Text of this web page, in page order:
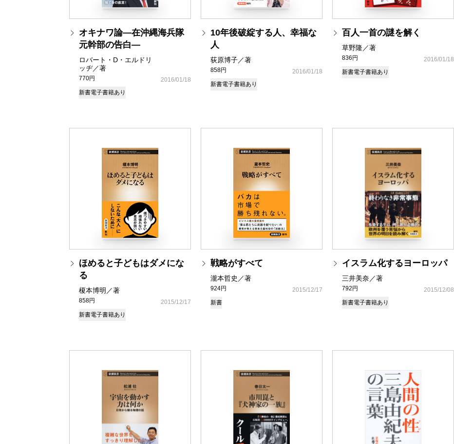
オキナワ論―在沖縄海兵隊
元幹部の告白―
ロバート・D・エルドリ
ッヂ／著
770円
2016/01/18
新書電子書籍あり
10年後破綻する人、幸福な
人
荻原博子／著
858円
2016/01/18
新書電子書籍あり
百人一首の謎を解く
草野隆／著
836円
2016/01/18
新書電子書籍あり
ほめると子どもはダメにな
る
榎本博明／著
858円
2015/12/17
新書電子書籍あり
戦略がすべて
瀧本哲史／著
924円
2015/12/17
新書
イスラム化するヨーロッパ
三井美奈／著
792円
2015/12/08
新書電子書籍あり